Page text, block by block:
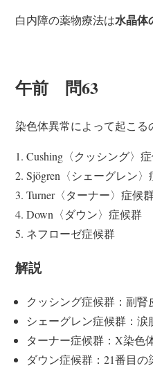
白内障の薬物療法は水晶体
午前 問63
染色体異常によって起こる
Cushing〈クッシング〉
Sjögren〈シェーグレン〉
Turner〈ターナー〉症候
Down〈ダウン〉症候群
ネフローゼ症候群
解説
クッシング症候群：副腎
シェーグレン症候群：
ターナー症候群：X染色
ダウン症候群：21番目